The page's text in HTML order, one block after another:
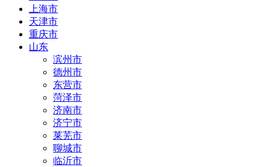
上海市
天津市
重庆市
山东
滨州市
德州市
东营市
菏泽市
济南市
济宁市
莱芜市
聊城市
临沂市